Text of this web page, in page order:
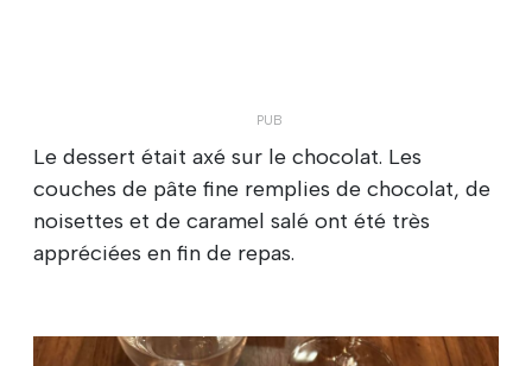
Le dessert était axé sur le chocolat. Les
couches de pâte fine remplies de chocolat, de
noisettes et de caramel salé ont été très
appréciées en fin de repas.